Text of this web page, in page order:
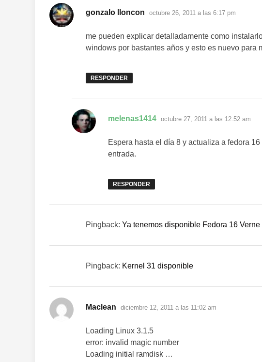
gonzalo lloncon dice:
octubre 26, 2011 a las 6:17 pm
me pueden explicar detalladamente como
windows por bastantes años y esto es nuevo para
RESPONDER
melenas1414 dice:
octubre 27, 2011 a las 12:52 am
Espera hasta el día 8 y actualiza a fedora
entrada.
RESPONDER
Pingback: Ya tenemos disponible Fedora 16
Pingback: Kernel 31 disponible
Maclean dice:
diciembre 12, 2011 a las 11:02 am
Loading Linux 3.1.5
error: invalid magic number
Loading initial ramdisk …